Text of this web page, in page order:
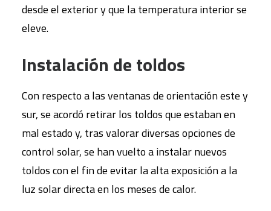
desde el exterior y que la temperatura interior se
eleve.
Instalación de toldos
Con respecto a las ventanas de orientación este y
sur, se acordó retirar los toldos que estaban en
mal estado y, tras valorar diversas opciones de
control solar, se han vuelto a instalar nuevos
toldos con el fin de evitar la alta exposición a la
luz solar directa en los meses de calor.